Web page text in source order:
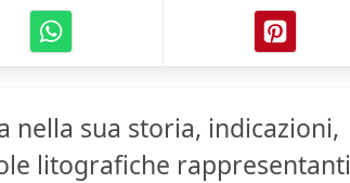
nella sua storia, indicazioni,
litografiche rappresentanti